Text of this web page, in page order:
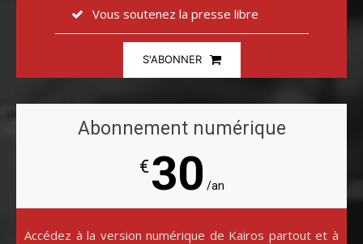
Vous soutenez la presse libre
S'ABONNER
Abonnement numérique
€30 /an
Accédez à la version numérique de Kairos partout et à